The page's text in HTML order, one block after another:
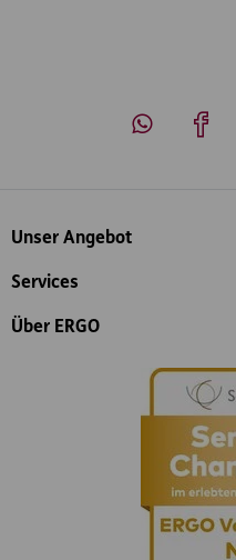
Inhaltsübersicht
Unser Angebot
Services
Über ERGO